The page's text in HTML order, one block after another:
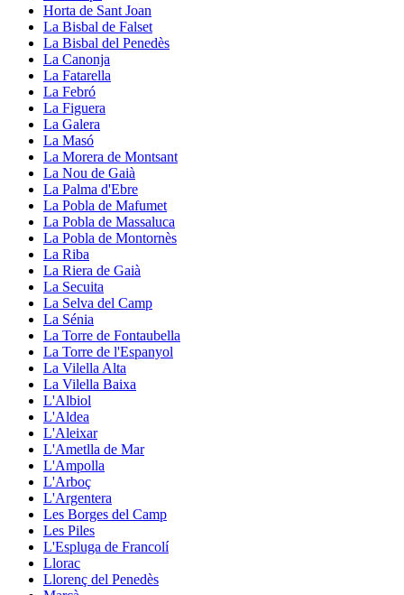
Horta de Sant Joan
La Bisbal de Falset
La Bisbal del Penedès
La Canonja
La Fatarella
La Febró
La Figuera
La Galera
La Masó
La Morera de Montsant
La Nou de Gaià
La Palma d'Ebre
La Pobla de Mafumet
La Pobla de Massaluca
La Pobla de Montornès
La Riba
La Riera de Gaià
La Secuita
La Selva del Camp
La Sénia
La Torre de Fontaubella
La Torre de l'Espanyol
La Vilella Alta
La Vilella Baixa
L'Albiol
L'Aldea
L'Aleixar
L'Ametlla de Mar
L'Ampolla
L'Arboç
L'Argentera
Les Borges del Camp
Les Piles
L'Espluga de Francolí
Llorac
Llorenç del Penedès